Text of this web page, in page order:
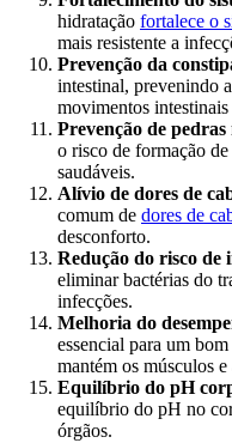
hidratação fortalece o
mais resistente a
Prevenção da
intestinal, prevenindo
movimentos intestinais
Prevenção de pedras
o risco de formação
saudáveis.
Alívio de dores de
comum de dores de
desconforto.
Redução do risco de
eliminar bactérias do
infecções.
Melhoria do
essencial para um
mantém os músculos
Equilíbrio do pH
equilíbrio do pH no
órgãos.